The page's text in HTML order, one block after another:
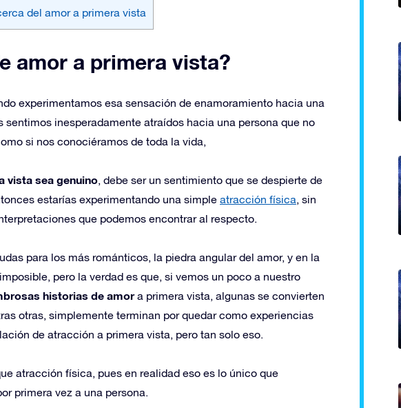
del amor a primera vista
amor a primera vista?
experimentamos esa sensación de enamoramiento hacia una
sentimos inesperadamente atraídos hacia una persona que no
si nos conociéramos de toda la vida,
vista sea genuino, debe ser un sentimiento que se despierte de
estarías experimentando una simple atracción física, sin
que podemos encontrar al respecto.
para los más románticos, la piedra angular del amor, y en la
pero la verdad es que, si vemos un poco a nuestro
historias de amora primera vista, algunas se convierten
otras, simplemente terminan por quedar como experiencias
de atracción a primera vista, pero tan solo eso.
atracción física, pues en realidad eso es lo único que
primera vez a una persona.